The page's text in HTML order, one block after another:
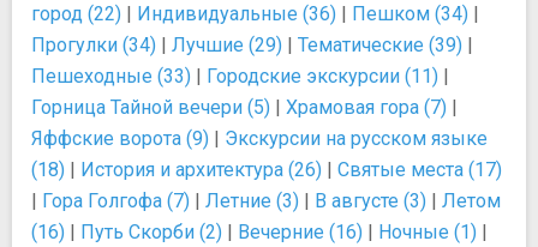
город (22) | Индивидуальные (36) | Пешком (34) |
Прогулки (34) | Лучшие (29) | Тематические (39) |
Пешеходные (33) | Городские экскурсии (11) |
Горница Тайной вечери (5) | Храмовая гора (7) |
Яффские ворота (9) | Экскурсии на русском языке
(18) | История и архитектура (26) | Святые места (17)
| Гора Голгофа (7) | Летние (3) | В августе (3) | Летом
(16) | Путь Скорби (2) | Вечерние (16) | Ночные (1) |